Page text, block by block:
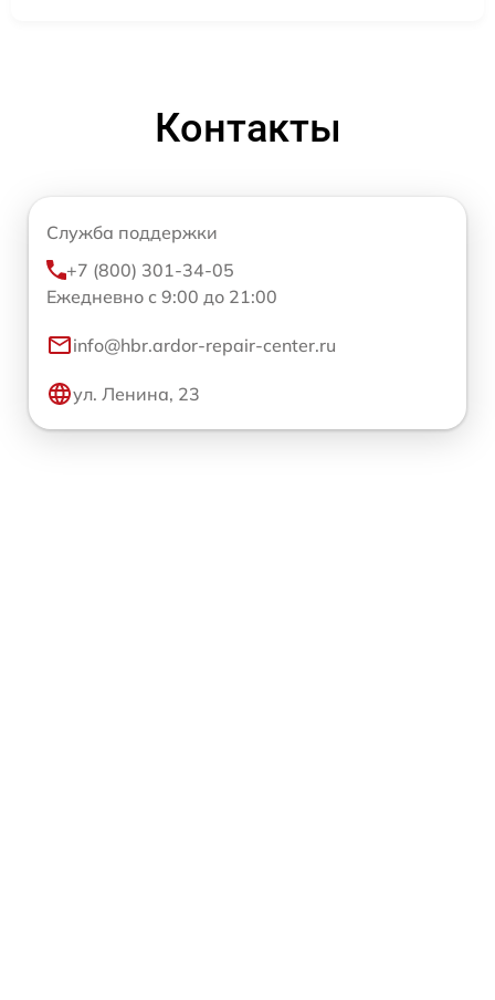
Контакты
Служба поддержки
+7 (800) 301-34-05
Ежедневно с 9:00 до 21:00
info@hbr.ardor-repair-center.ru
ул. Ленина, 23